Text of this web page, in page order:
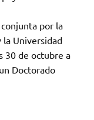
por la
la Universidad
30 de octubre a
Doctorado